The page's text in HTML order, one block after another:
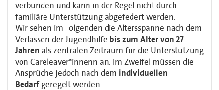
verbunden und kann in der Regel nicht durch
familiäre Unterstützung abgefedert werden.
Wir sehen im Folgenden die Altersspanne nach dem
Verlassen der Jugendhilfe bis zum Altervon 27
Jahren als zentralen Zeitraum für die Unterstützung
von Careleaver*innenn an. Im Zweifel müssen die
Ansprüche jedoch nach dem individuellen
Bedarfgeregelt werden.